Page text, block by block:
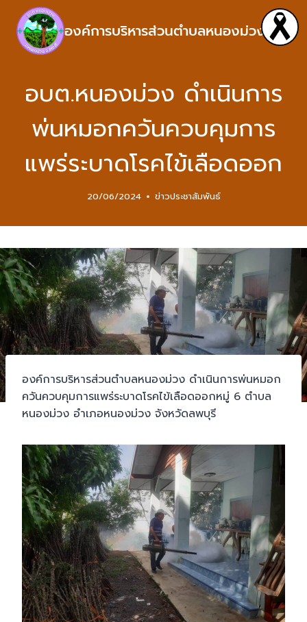
องค์การบริหารส่วนตำบลหนองม่วง
อบต.หนองม่วง ดำเนินการ
พ่นหมอกควันควบคุมการ
แพร่ระบาดโรคไข้เลือดออก
20/06/2024 ข่าวประชาสัมพันธ์
องค์การบริหารส่วนตำบลหนองม่วง ดำเนินการพ่นหมอก
ควันควบคุมการแพร่ระบาดโรคไข้เลือดออกหมู่ 6 ตำบล
หนองม่วง อำเภอหนองม่วง จังหวัดลพบุรี